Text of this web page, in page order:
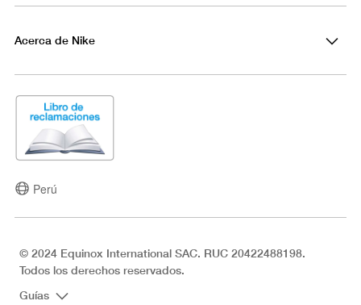
Acerca de Nike
Perú
© 2024 Equinox International SAC. RUC 20422488198.
Todos los derechos reservados.
Guías